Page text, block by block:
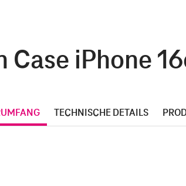
Case iPhone
TECHNISCHE DETAILS